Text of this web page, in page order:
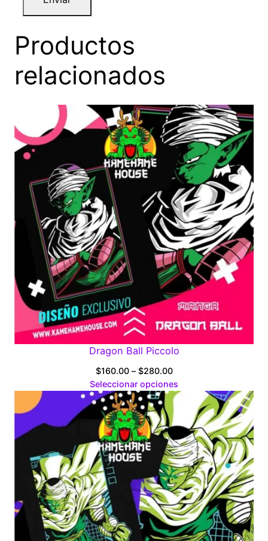
Productos
relacionados
Dragon Ball Piccolo
$160.00 – $280.00Price
range:
$160.00
through
$280.00
Seleccionar opciones